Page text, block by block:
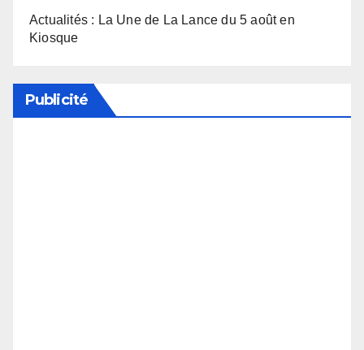
Actualités : La Une de La Lance du 5 août en
Kiosque
Publicité